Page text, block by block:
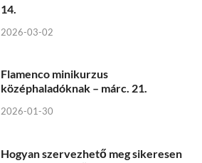
14.
2026-03-02
Flamenco minikurzus
középhaladóknak – márc. 21.
2026-01-30
Hogyan szervezhető meg sikeresen